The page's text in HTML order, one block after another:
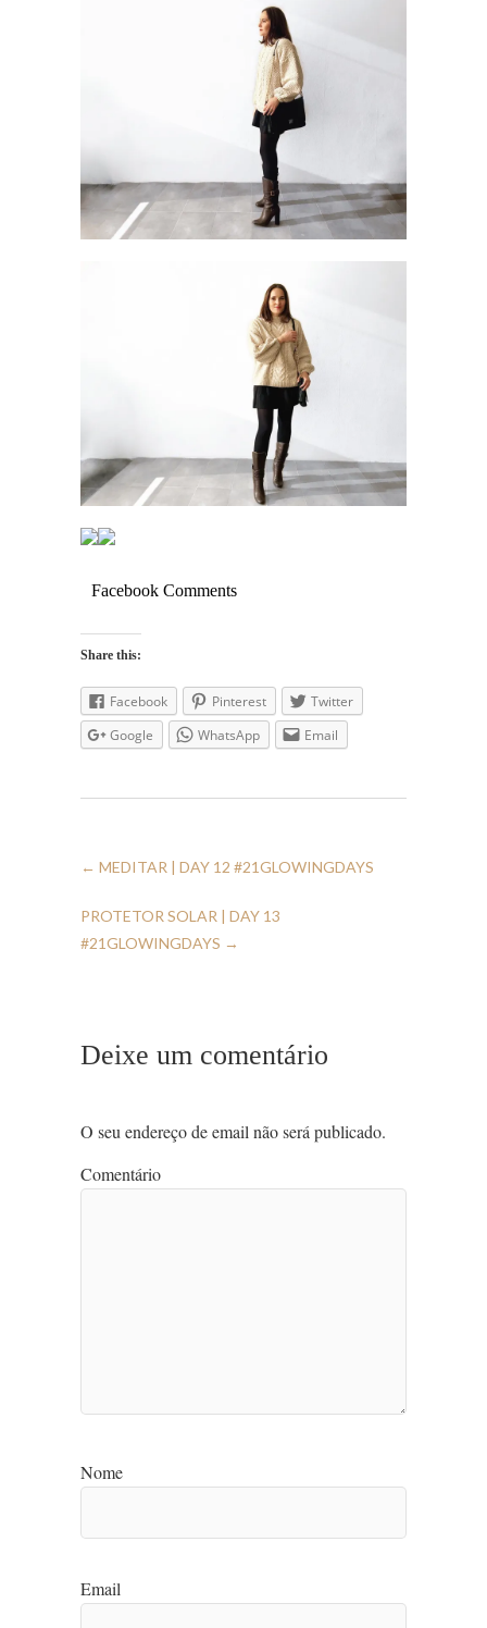
Facebook Comments
Share this:
Facebook Pinterest
Twitter
Google
WhatsApp Email
← MEDITAR | DAY 12 #21GLOWINGDAYS
PROTETOR SOLAR | DAY 13
#21GLOWINGDAYS →
Deixe um comentário
O seu endereço de email não será publicado.
Comentário
Nome
Email